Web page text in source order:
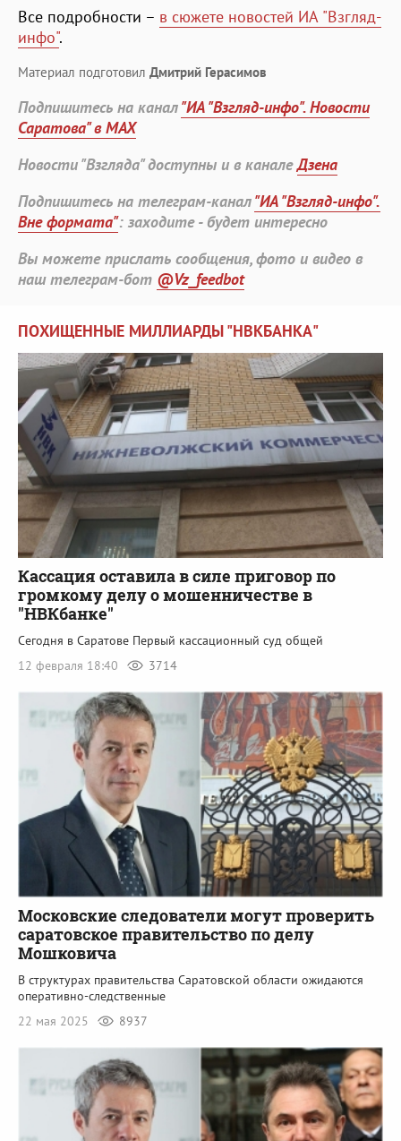
Все подробности – в сюжете новостей ИА "Взгляд-
инфо".
Материал подготовил Дмитрий Герасимов
Подпишитесь на канал"ИА "Взгляд-инфо". Новости
Саратова" в MAX
Новости "Взгляда" доступны и в каналеДзена
Подпишитесь на телеграм-канал"ИА "Взгляд-инфо".
Вне формата": заходите - будет интересно
Вы можете прислать сообщения, фото и видео в
наш телеграм-бот @Vz_feedbot
ПОХИЩЕННЫЕ МИЛЛИАРДЫ "НВКБАНКА"
Кассация оставила в силе приговор по
громкому делу о мошенничестве в
"НВКбанке"
Сегодня в Саратове Первый кассационный суд общей
12 февраля 18:40
3714
Московские следователи могут проверить
саратовское правительство по делу
Мошковича
В структурах правительства Саратовской области ожидаются
оперативно-следственные
22 мая 2025
8937